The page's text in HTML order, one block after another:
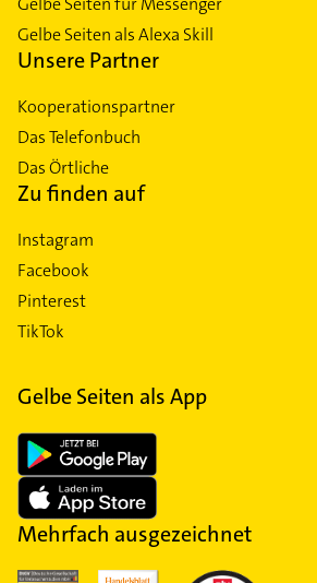
Gelbe Seiten als Alexa Skill
Unsere Partner
Kooperationspartner
Das Telefonbuch
Das Örtliche
Zu finden auf
Instagram
Facebook
Pinterest
TikTok
Gelbe Seiten als App
Mehrfach ausgezeichnet